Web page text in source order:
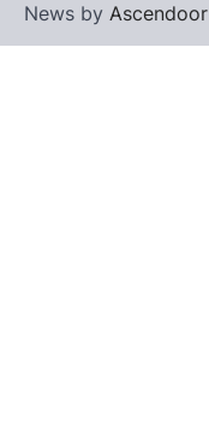
News by Ascendoor